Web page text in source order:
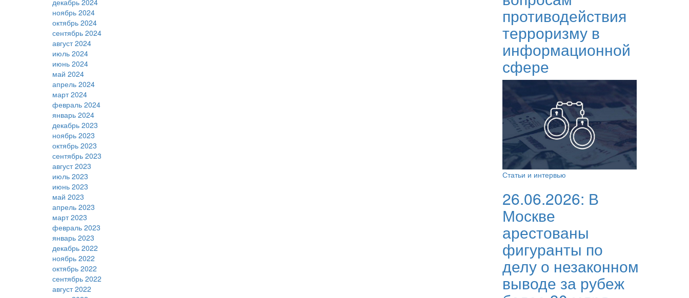
декабрь 2024
ноябрь 2024
октябрь 2024
сентябрь 2024
август 2024
июль 2024
июнь 2024
май 2024
апрель 2024
март 2024
февраль 2024
январь 2024
декабрь 2023
ноябрь 2023
октябрь 2023
сентябрь 2023
август 2023
июль 2023
июнь 2023
май 2023
апрель 2023
март 2023
февраль 2023
январь 2023
декабрь 2022
ноябрь 2022
октябрь 2022
сентябрь 2022
август 2022
противодействия
терроризму в
информационной
сфере
Статьи и интервью
26.06.2026: В
Москве
арестованы
фигуранты по
делу о незаконном
выводе за рубеж